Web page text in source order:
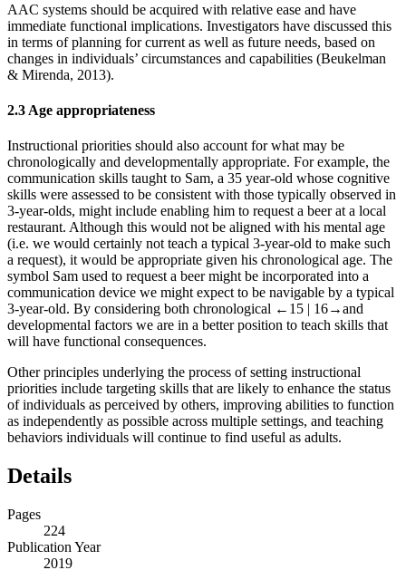
AAC systems should be acquired with relative ease and have
immediate functional implications. Investigators have discussed this
in terms of planning for current as well as future needs, based on
changes in individuals’ circumstances and capabilities (Beukelman
& Mirenda, 2013).
2.3 Age appropriateness
Instructional priorities should also account for what may be
chronologically and developmentally appropriate. For example, the
communication skills taught to Sam, a 35 year-old whose cognitive
skills were assessed to be consistent with those typically observed in
3-year-olds, might include enabling him to request a beer at a local
restaurant. Although this would not be aligned with his mental age
(i.e. we would certainly not teach a typical 3-year-old to make such
a request), it would be appropriate given his chronological age. The
symbol Sam used to request a beer might be incorporated into a
communication device we might expect to be navigable by a typical
3-year-old. By considering both chronological ←15 | 16→and
developmental factors we are in a better position to teach skills that
will have functional consequences.
Other principles underlying the process of setting instructional
priorities include targeting skills that are likely to enhance the status
of individuals as perceived by others, improving abilities to function
as independently as possible across multiple settings, and teaching
behaviors individuals will continue to find useful as adults.
Details
Pages
224
Publication Year
2019